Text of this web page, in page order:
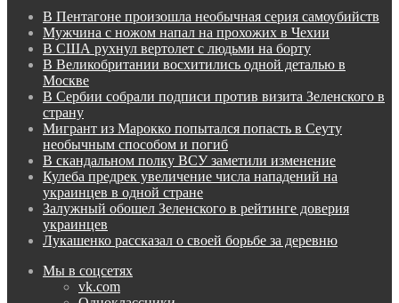
В Пентагоне произошла необычная серия самоубийств
Мужчина с ножом напал на прохожих в Чехии
В США рухнул вертолет с людьми на борту
В Великобритании восхитились одной деталью в
Москве
В Сербии собрали подписи против визита Зеленского в
страну
Мигрант из Марокко попытался попасть в Сеуту
необычным способом и погиб
В скандальном полку ВСУ заметили изменение
Кулеба предрек увеличение числа нападений на
украинцев в одной стране
Залужный обошел Зеленского в рейтинге доверия
украинцев
Лукашенко рассказал о своей борьбе за деревню
Мы в соцсетях
vk.com